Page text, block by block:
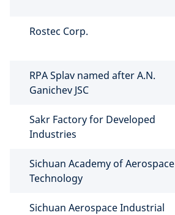
Rostec Corp.
RPA Splav named after A.N.
Ganichev JSC
Sakr Factory for Developed
Industries
Sichuan Academy of Aerospace
Technology
Sichuan Aerospace Industrial